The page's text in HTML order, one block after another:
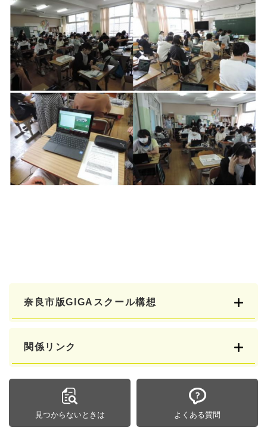
奈良市版GIGAスクール構想
関係リンク
見つからないときは よくある質問